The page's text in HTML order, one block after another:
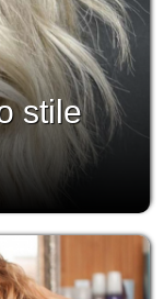
stile